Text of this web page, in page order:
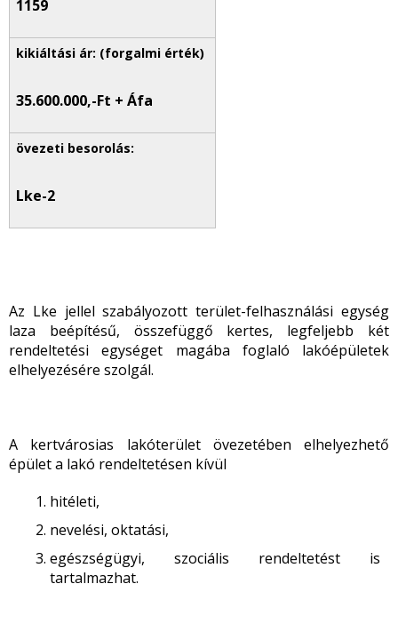
1159
35.600.000,-Ft + Áfa
Lke-2
Az Lke jellel szabályozott terület-felhasználási egység
laza beépítésű, összefüggő kertes, legfeljebb két
rendeltetési egységet magába foglaló lakóépületek
elhelyezésére szolgál.
A kertvárosias lakóterület övezetében elhelyezhető
épület a lakó rendeltetésen kívül
hitéleti,
nevelési, oktatási,
egészségügyi, szociális rendeltetést is
tartalmazhat.